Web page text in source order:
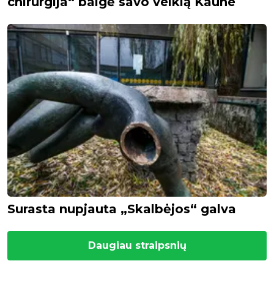
Surasta nupjauta „Skalbėjos“ galva
Daugiau straipsnių